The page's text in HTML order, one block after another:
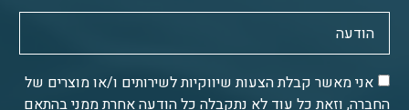
אני מאשר קבלת הצעות שיווקיות לשירותים ו/או מוצרים של
החברה, וזאת כל עוד לא נתקבלה כל הודעה אחרת ממני בהתאם